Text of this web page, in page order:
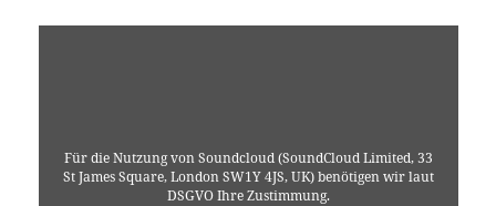
Für die Nutzung von Soundcloud (SoundCloud Limited, 33
St James Square, London SW1Y 4JS, UK) benötigen wir laut
DSGVO Ihre Zustimmung.